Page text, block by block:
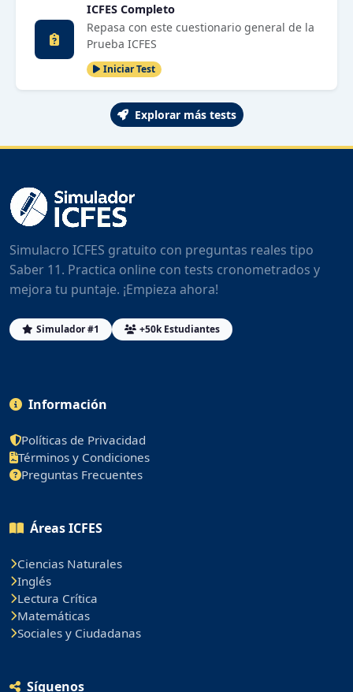
ICFES Completo
Repasa con este cuestionario general de la
Prueba ICFES
Iniciar Test
Explorar más tests
Simulacro ICFES gratuito con preguntas reales tipo
Saber 11. Practica online con tests cronometrados y
mejora tu puntaje. ¡Empieza ahora!
Simulador #1 +50k Estudiantes
Información
Políticas de Privacidad
Términos y Condiciones
Preguntas Frecuentes
Áreas ICFES
Ciencias Naturales
Inglés
Lectura Crítica
Matemáticas
Sociales y Ciudadanas
Síguenos